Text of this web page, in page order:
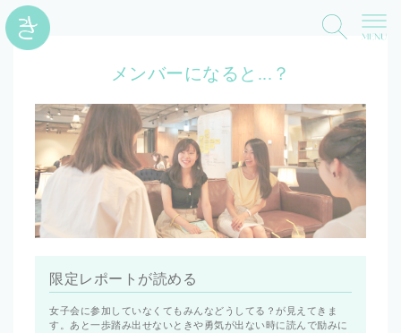
メンバーになると...？
限定レポートが読める
女子会に参加していなくてもみんなどうしてる？が見えてきま
す。あと一歩踏み出せないときや勇気が出ない時に読んで励みに